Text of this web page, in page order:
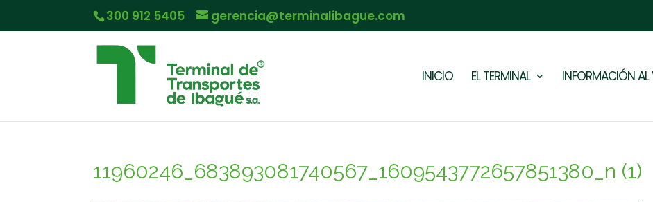
300 912 5405 gerencia@terminalibague.com
INICIO EL TERMINAL INFORMACIÓN AL
11960246_683893081740567_1609543772657851380_n (1)